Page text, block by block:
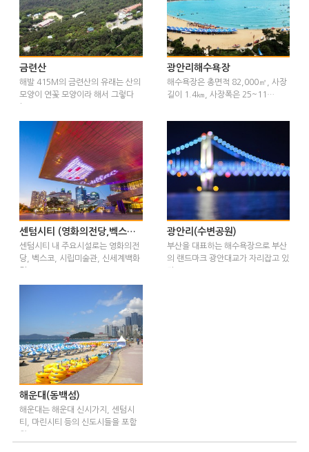
금련산
해발 415M의 금련산의 유래는 산의
모양이 연꽃 모양이라 해서 그렇다
광안리해수욕장
해수욕장은 총면적 82,000㎡, 사장
길이 1.4㎞, 사장폭은 25~11…
센텀시티 (영화의전당,벡스코 등)
센텀시티 내 주요시설로는 영화의전
당, 벡스코, 시립미술관, 신세계백화
광안리(수변공원)
부산을 대표하는 해수욕장으로 부산
의 랜드마크 광안대교가 자리잡고 있
해운대(동백섬)
해운대는 해운대 신시가지, 센텀시
티, 마린시티 등의 신도시들을 포함